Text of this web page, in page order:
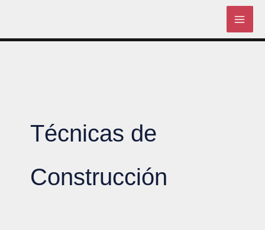
content
Técnicas de
Construcción